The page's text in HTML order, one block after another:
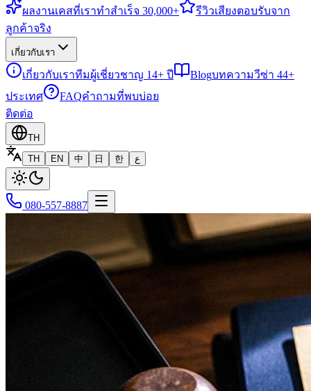
ผลงานเคสที่เราทำสำเร็จ 30,000+ รีวิวเสียงตอบรับจาก
ลูกค้าจริง
เกี่ยวกับเรา
เกี่ยวกับเราทีมผู้เชี่ยวชาญ 14+ ปี Blogบทความวีซ่า 44+
ประเทศ
FAQคำถามที่พบบ่อย
ติดต่อ
TH
TH
EN 中 日 한 ع
080-557-8887